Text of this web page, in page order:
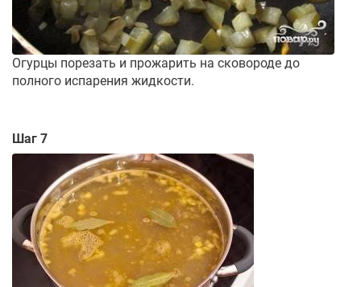
Огурцы порезать и прожарить на сковороде до
полного испарения жидкости.
Шаг 7